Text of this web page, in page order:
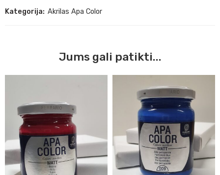
Kategorija: Akrilas Apa Color
Jums gali patikti...